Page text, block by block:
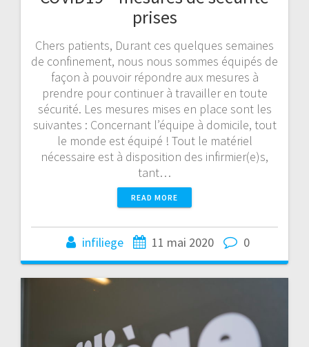
prises
Chers patients, Durant ces quelques semaines
de confinement, nous nous sommes équipés de
façon à pouvoir répondre aux mesures à
prendre pour continuer à travailler en toute
sécurité. Les mesures mises en place sont les
suivantes : Concernant l’équipe à domicile, tout
le monde est équipé ! Tout le matériel
nécessaire est à disposition des infirmier(e)s,
tant…
READ MORE
infiliege 11 mai 2020 0